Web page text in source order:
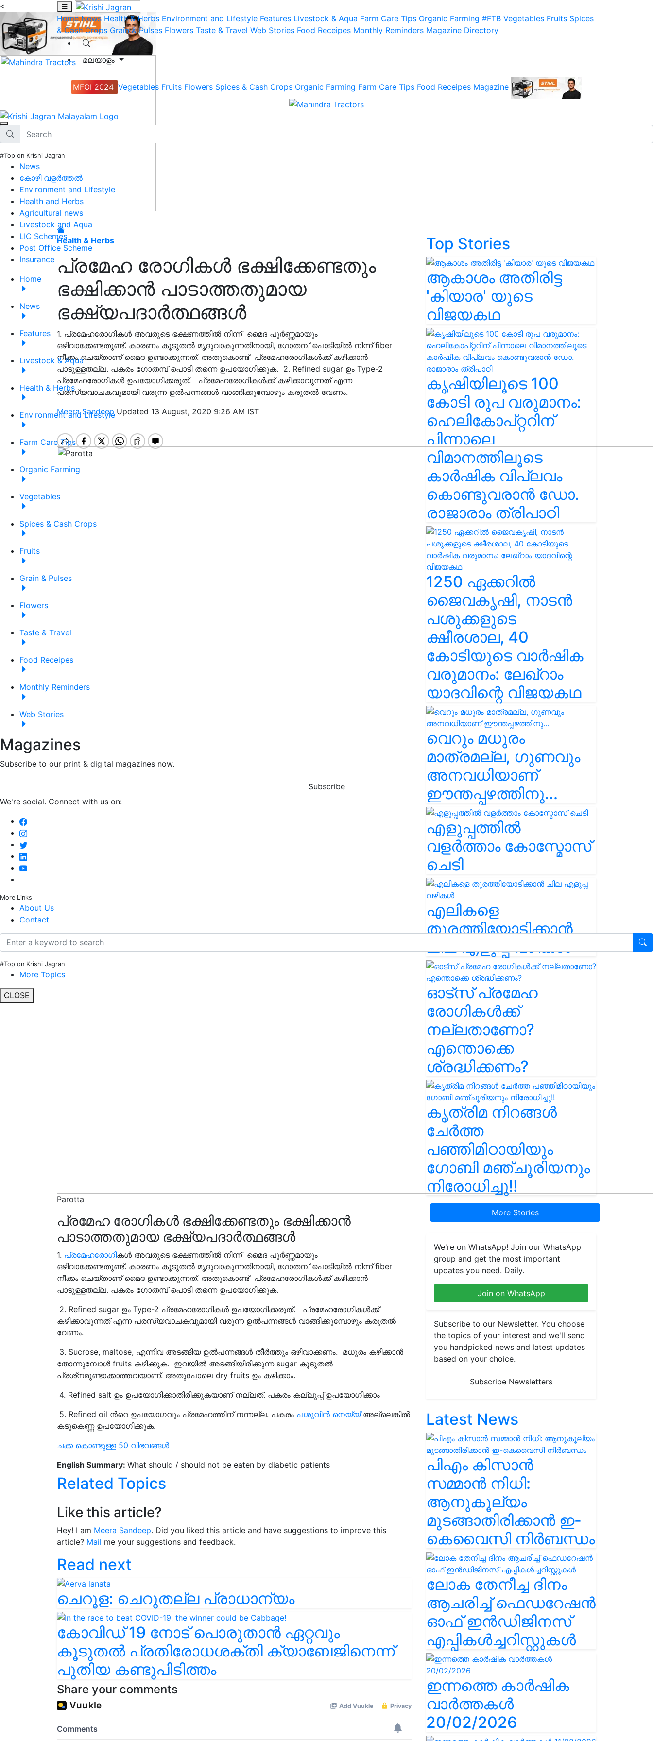
<
Home News Health & Herbs Environment and Lifestyle Features Livestock & Aqua Farm Care Tips Organic Farming #FTB Vegetables Fruits Spices
& Cash Crops Grain & Pulses Flowers Taste & Travel Web Stories Food Receipes Monthly Reminders Magazine Directory
മലയാളം
MFOI 2024 Vegetables Fruits Flowers Spices & Cash Crops Organic Farming Farm Care Tips Food Receipes Magazine
#Top on Krishi Jagran
News
കോഴി വളർത്തൽ
Environment and Lifestyle
Health and Herbs
Agricultural news
Livestock and Aqua
LIC Schemes
Post Office Scheme
Insurance
Home
News
Features
Livestock & Aqua
Health & Herbs
Environment and Lifestyle
Farm Care Tips
Organic Farming
Vegetables
Spices & Cash Crops
Fruits
Grain & Pulses
Flowers
Taste & Travel
Food Receipes
Monthly Reminders
Web Stories
Magazines
Subscribe to our print & digital magazines now.
Subscribe
We're social. Connect with us on:
More Links
About Us
Contact
#Top on Krishi Jagran
More Topics
CLOSE
Health & Herbs
പ്രമേഹ രോഗികൾ ഭക്ഷിക്കേണ്ടതും
ഭക്ഷിക്കാൻ പാടാത്തതുമായ
ഭക്ഷ്യപദാർത്ഥങ്ങൾ
1. പ്രമേഹരോഗികൾ അവരുടെ ഭക്ഷണത്തിൽ നിന്ന് മൈദ പൂർണ്ണമായും
ഒഴിവാക്കേണ്ടതുണ്ട്. കാരണം കൂടുതൽ മൃദുവാകുന്നതിനായി, ഗോതമ്പ് പൊടിയിൽ നിന്ന് fiber
നീക്കം ചെയ്താണ് മൈദ ഉണ്ടാക്കുന്നത്. അതുകൊണ്ട് പ്രമേഹരോഗികൾക്ക് കഴിക്കാൻ
പാടുള്ളതല്ല. പകരം ഗോതമ്പ് പൊടി തന്നെ ഉപയോഗിക്കുക. 2. Refined sugar ഉം Type-2
പ്രമേഹരോഗികൾ ഉപയോഗിക്കരുത്. പ്രമേഹരോഗികൾക്ക് കഴിക്കാവുന്നത് എന്ന
പരസ്യവാചകവുമായി വരുന്ന ഉൽപന്നങ്ങൾ വാങ്ങിക്കുമ്പോഴും കരുതൽ വേണം.
Meera Sandeep Updated 13 August, 2020 9:26 AM IST
Parotta
പ്രമേഹ രോഗികൾ ഭക്ഷിക്കേണ്ടതും ഭക്ഷിക്കാൻ
പാടാത്തതുമായ ഭക്ഷ്യപദാർത്ഥങ്ങൾ
1. പ്രമേഹരോഗികൾ അവരുടെ ഭക്ഷണത്തിൽ നിന്ന് മൈദ പൂർണ്ണമായും
ഒഴിവാക്കേണ്ടതുണ്ട്. കാരണം കൂടുതൽ മൃദുവാകുന്നതിനായി, ഗോതമ്പ് പൊടിയിൽ നിന്ന് fiber
നീക്കം ചെയ്താണ് മൈദ ഉണ്ടാക്കുന്നത്. അതുകൊണ്ട് പ്രമേഹരോഗികൾക്ക് കഴിക്കാൻ
പാടുള്ളതല്ല. പകരം ഗോതമ്പ് പൊടി തന്നെ ഉപയോഗിക്കുക.
2. Refined sugar ഉം Type-2 പ്രമേഹരോഗികൾ ഉപയോഗിക്കരുത്. പ്രമേഹരോഗികൾക്ക്
കഴിക്കാവുന്നത് എന്ന പരസ്യവാചകവുമായി വരുന്ന ഉൽപന്നങ്ങൾ വാങ്ങിക്കുമ്പോഴും കരുതൽ
വേണം.
3. Sucrose, maltose, എന്നിവ അടങ്ങിയ ഉൽപന്നങ്ങൾ തീർത്തും ഒഴിവാക്കണം. മധുരം കഴിക്കാൻ
തോന്നുമ്പോൾ fruits കഴിക്കുക. ഇവയിൽ അടങ്ങിയിരിക്കുന്ന sugar കൂടുതൽ
പ്രശ്‌നമുണ്ടാക്കാത്തവയാണ്. അതുപോലെ dry fruits ഉം കഴിക്കാം.
4. Refined salt ഉം ഉപയോഗിക്കാതിരിക്കുകയാണ് നല്ലത്. പകരം കല്ലുപ്പ് ഉപയോഗിക്കാം
5. Refined oil ൻറെ ഉപയോഗവും പ്രമേഹത്തിന് നന്നല്ല. പകരം പശുവിൻ നെയ്യ്അല്ലെങ്കിൽ
കടുകെണ്ണ ഉപയോഗിക്കുക.
ചക്ക കൊണ്ടുള്ള 50 വിഭവങ്ങൾ
English Summary: What should / should not be eaten by diabetic patients
Related Topics
Like this article?
Hey! I am Meera Sandeep. Did you liked this article and have suggestions to improve this
article? Mail me your suggestions and feedback.
Read next
ചെറൂള: ചെറുതല്ല പ്രാധാന്യം
കോവിഡ് 19 നോട് പൊരുതാൻ ഏറ്റവും
കൂടുതൽ പ്രതിരോധശക്തി ക്യാബേജിനെന്ന്
പുതിയ കണ്ടുപിടിത്തം
Share your comments
Top Stories
ആകാശം അതിരിട്ട
'കിയാര' യുടെ
വിജയകഥ
കൃഷിയിലൂടെ 100
കോടി രൂപ വരുമാനം:
ഹെലികോപ്റ്ററിന്
പിന്നാലെ
വിമാനത്തിലൂടെ
കാർഷിക വിപ്ലവം
കൊണ്ടുവരാൻ ഡോ.
രാജാരാം ത്രിപാഠി
1250 ഏക്കറിൽ
ജൈവകൃഷി, നാടൻ
പശുക്കളുടെ
ക്ഷീരശാല, 40
കോടിയുടെ വാർഷിക
വരുമാനം: ലേഖ്‌റാം
യാദവിന്റെ വിജയകഥ
വെറും മധുരം
മാത്രമല്ല, ഗുണവും
അനവധിയാണ്
ഈന്തപ്പഴത്തിനു...
എളുപ്പത്തിൽ
വളർത്താം കോസ്മോസ്
ചെടി
എലികളെ
തുരത്തിയോടിക്കാൻ
ചില എളുപ്പ വഴികൾ
ഓട്സ് പ്രമേഹ
രോഗികൾക്ക്
നല്ലതാണോ?
എന്തൊക്കെ
ശ്രദ്ധിക്കണം?
കൃത്രിമ നിറങ്ങൾ
ചേർത്ത
പഞ്ഞിമിഠായിയും
ഗോബി മഞ്ചൂരിയനും
നിരോധിച്ചു!!
More Stories
We're on WhatsApp! Join our WhatsApp
group and get the most important
updates you need. Daily.
Join on WhatsApp
Subscribe to our Newsletter. You choose
the topics of your interest and we'll send
you handpicked news and latest updates
based on your choice.
Subscribe Newsletters
Latest News
പിഎം കിസാൻ
സമ്മാൻ നിധി:
ആനുകൂല്യം
മുടങ്ങാതിരിക്കാൻ ഇ-
കെവൈസി നിർബന്ധം
ലോക തേനീച്ച ദിനം
ആചരിച്ച് ഫെഡറേഷൻ
ഓഫ് ഇൻഡിജിനസ്
എപ്പികൾച്ചറിസ്റ്റുകൾ
ഇന്നത്തെ കാർഷിക
വാർത്തകൾ
20/02/2026